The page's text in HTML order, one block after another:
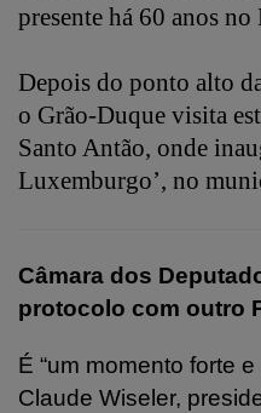
presente há 60 anos
Depois do ponto alto
o Grão-Duque visita
Santo Antão, onde
Luxemburgo’, no
Câmara dos
protocolo com outro
É “um momento forte
Claude Wiseler,